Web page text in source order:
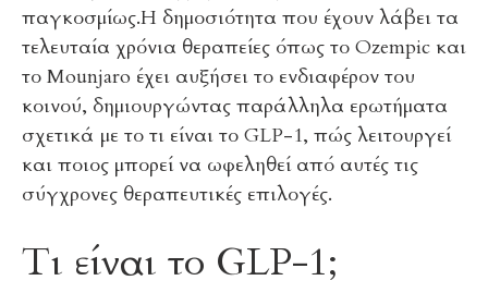
παγκοσμίως.Η δημοσιότητα που έχουν λάβει τα
τελευταία χρόνια θεραπείες όπως το Ozempic και
το Mounjaro έχει αυξήσει το ενδιαφέρον του
κοινού, δημιουργώντας παράλληλα ερωτήματα
σχετικά με το τι είναι το GLP-1, πώς λειτουργεί
και ποιος μπορεί να ωφεληθεί από αυτές τις
σύγχρονες θεραπευτικές επιλογές.
Τι είναι το GLP-1;